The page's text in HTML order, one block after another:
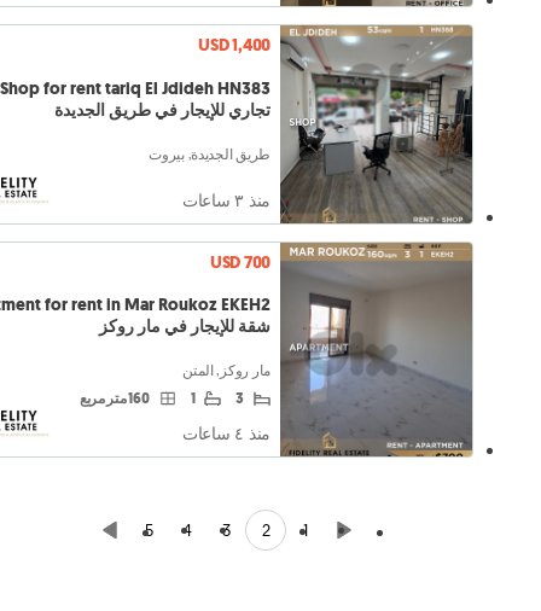
USD 1,400
تجاري للإيجار في طريق الجديدة
طريق الجديدة, بيروت
منذ ٣ ساعات
USD 700
for rent in Mar Roukoz EKEH2
شقة للإيجار في مار روكز
مار روكز, المتن
3
1 160 متر مربع
منذ ٤ ساعات
1
2
3
4
5